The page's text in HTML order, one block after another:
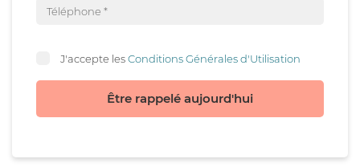
J'accepte lesConditions Générales d'Utilisation
Être rappelé aujourd'hui